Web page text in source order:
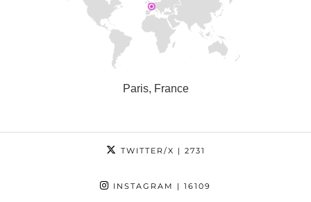
Paris, France
TWITTER/X | 2731
INSTAGRAM | 16109